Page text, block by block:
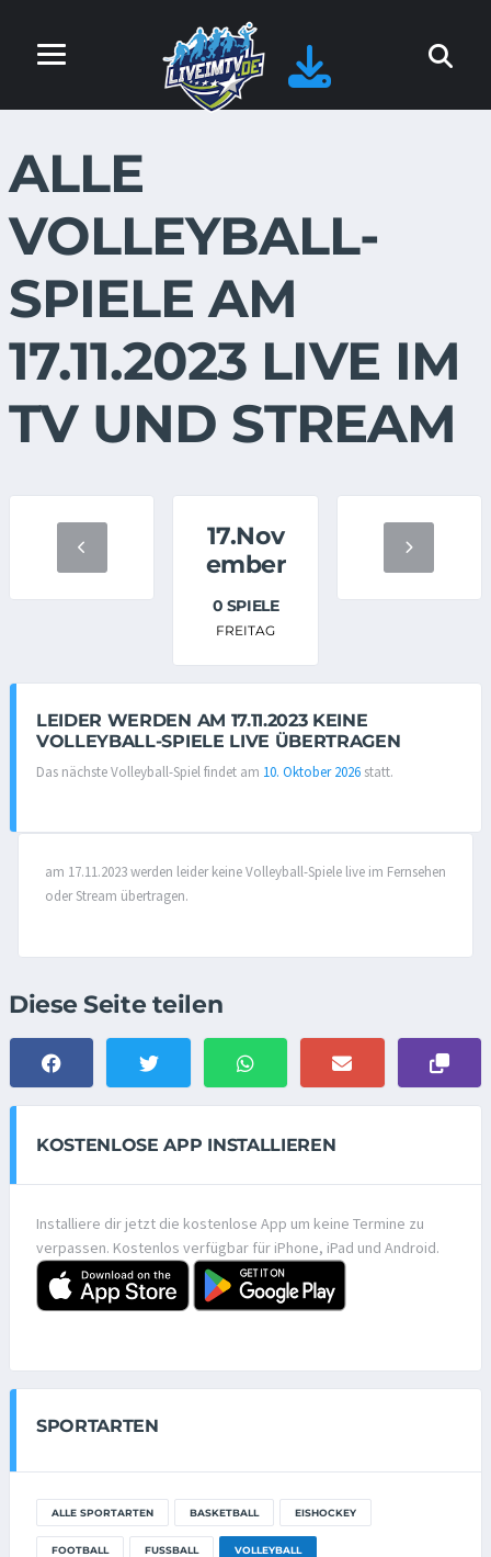
ALLE
VOLLEYBALL-
SPIELE AM
17.11.2023 LIVE IM
TV UND STREAM
17.Nov
ember
0 SPIELE
FREITAG
LEIDER WERDEN AM 17.11.2023 KEINE
VOLLEYBALL-SPIELE LIVE ÜBERTRAGEN
Das nächste Volleyball-Spiel findet am 10. Oktober 2026 statt.
am 17.11.2023 werden leider keine Volleyball-Spiele live im Fernsehen
oder Stream übertragen.
Diese Seite teilen
KOSTENLOSE APP INSTALLIEREN
Installiere dir jetzt die kostenlose App um keine Termine zu
verpassen. Kostenlos verfügbar für iPhone, iPad und Android.
SPORTARTEN
ALLE SPORTARTEN BASKETBALL EISHOCKEY
FOOTBALL FUSSBALL VOLLEYBALL